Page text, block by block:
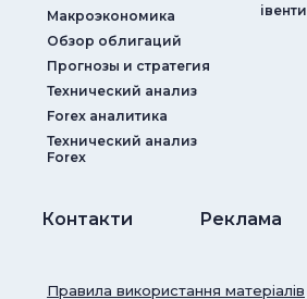
Макроэкономика
Обзор облигаций
Прогнозы и стратегия
Технический анализ
Forex аналитика
Технический анализ
Forex
iвенти
Контакти Реклама
Правила використання матеріалів